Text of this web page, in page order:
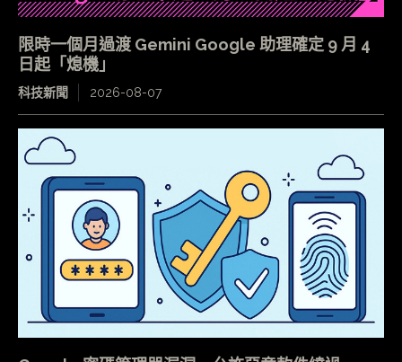
限時一個月過渡 Gemini Google 助理確定 9 月 4
日起「熄機」
科技新聞 2026-08-07